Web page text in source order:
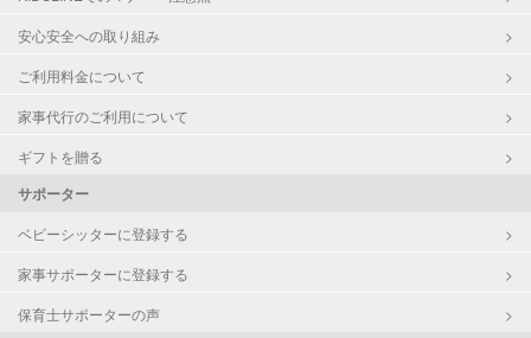
安心安全への取り組み
ご利用料金について
家事代行のご利用について
ギフトを贈る
サポーター
ベビーシッターに登録する
家事サポーターに登録する
保育士サポーターの声